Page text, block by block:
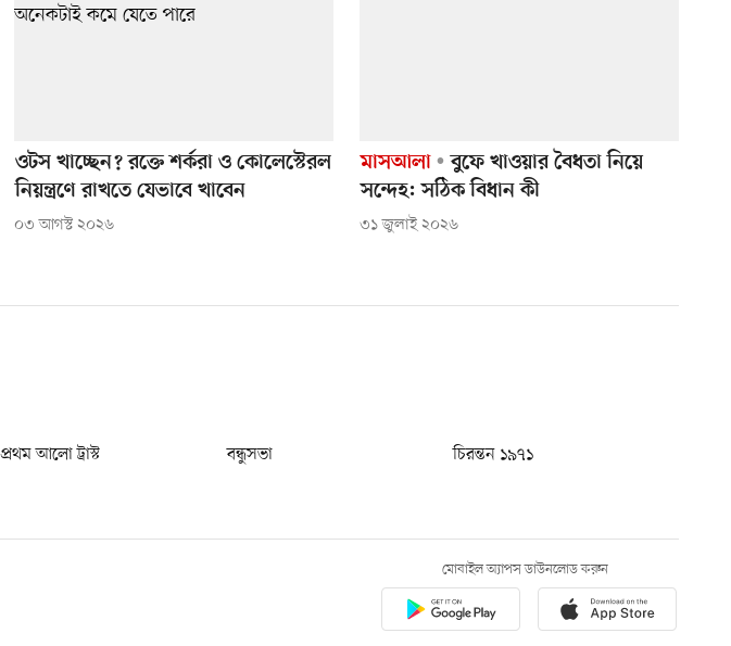
ওটস খাচ্ছেন? রক্তে শর্করা ও কোলেস্টেরল
নিয়ন্ত্রণে রাখতে যেভাবে খাবেন
০৩ আগস্ট ২০২৬
মাসআলা
বুফে খাওয়ার বৈধতা নিয়ে
সন্দেহ: সঠিক বিধান কী
৩১ জুলাই ২০২৬
প্রথম আলো ট্রাস্ট বন্ধুসভা
চিরন্তন ১৯৭১
মোবাইল অ্যাপস ডাউনলোড করুন